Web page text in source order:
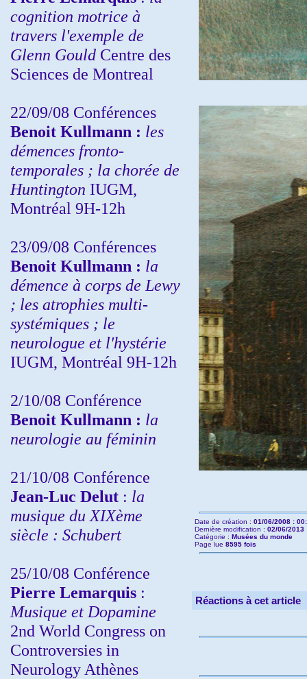
cognition motrice à
travers l'exemple de
Glenn Gould Centre des
Sciences de Montreal
22/09/08 Conférences
Benoit Kullmann : les
démences fronto-
temporales ; la chorée de
Huntington IUGM,
Montréal 9H-12h
23/09/08 Conférences
Benoit Kullmann : la
démence à corps de Lewy
; les atrophies multi-
systémiques ; le
neurologue et l'hystérie
IUGM, Montréal 9H-12h
2/10/08 Conférence
Benoit Kullmann : la
neurologie au féminin
21/10/08 Conférence
Jean-Luc Delut : la
musique du XIXème
siècle : Schubert
25/10/08 Conférence
Pierre Lemarquis :
Musique et Dopamine
2nd World Congress on
Controversies in
Neurology Athènes
Date de création : 01/06/2008 :
Dernière modification : 02/06/2013
Catégorie : Musées du monde
Page lue 8595 fois
Réactions à cet article